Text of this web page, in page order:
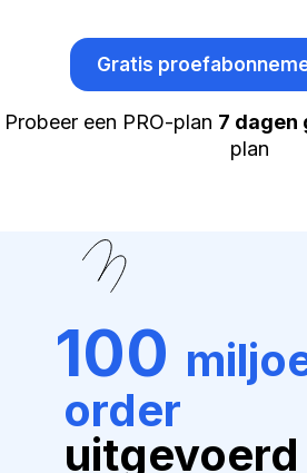
Gratis
Probeer een PRO-plan 7 dagen
plan
100
order
uitgevoerd